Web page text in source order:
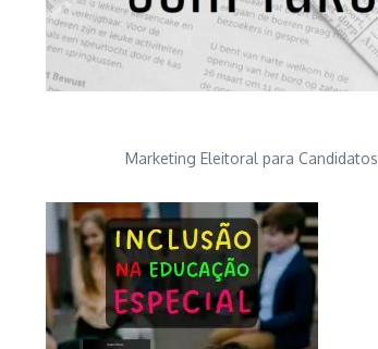
Marketing Eleitoral para Candidatos